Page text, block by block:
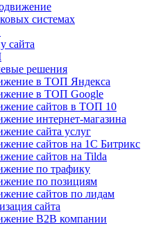
системах
сайта
решения
в ТОП Яндекса
в ТОП Google
сайтов в ТОП 10
интернет-магазина
сайта услуг
сайтов на 1С Битрикс
сайтов на Tilda
по трафику
по позициям
сайтов по лидам
сайта
B2B компании